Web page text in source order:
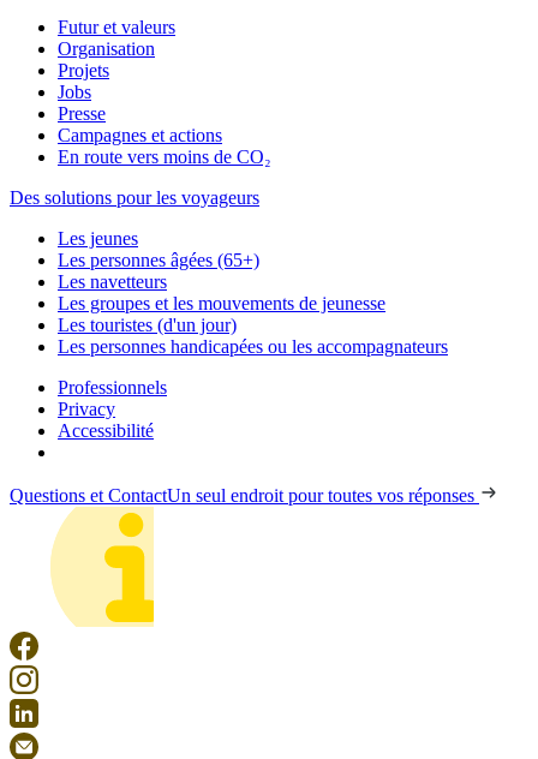
Futur et valeurs
Organisation
Projets
Jobs
Presse
Campagnes et actions
En route vers moins de CO₂
Des solutions pour les voyageurs
Les jeunes
Les personnes âgées (65+)
Les navetteurs
Les groupes et les mouvements de jeunesse
Les touristes (d'un jour)
Les personnes handicapées ou les accompagnateurs
Professionnels
Privacy
Accessibilité
Questions et ContactUn seul endroit pour toutes vos réponses